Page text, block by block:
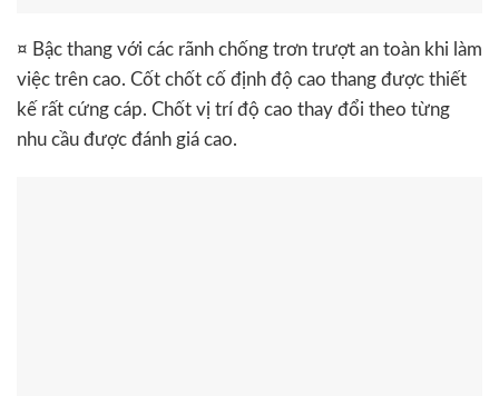
¤ Bậc thang với các rãnh chống trơn trượt an toàn khi làm
việc trên cao. Cốt chốt cố định độ cao thang được thiết
kế rất cứng cáp. Chốt vị trí độ cao thay đổi theo từng
nhu cầu được đánh giá cao.